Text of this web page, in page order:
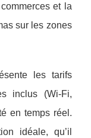
et la
sur les zones
les tarifs
inclus (Wi-Fi,
en temps réel.
idéale, qu’il